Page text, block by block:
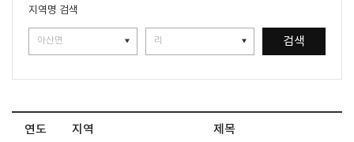
지역명 검색
검색
연도 지역 제목